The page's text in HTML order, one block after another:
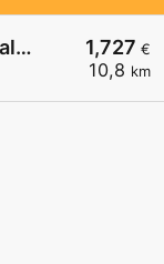
1,727 €
10,8 km
AVANTI - Klagenfurt Görtschitztal Straße 22